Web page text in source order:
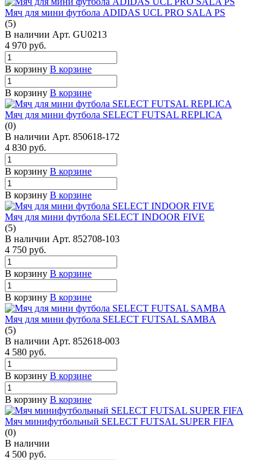
Мяч для мини футбола ADIDAS UCL PRO SALA PS
(5)
В наличии Арт. GU0213
4 970 руб.
В корзину В корзине
В корзину В корзине
Мяч для мини футбола SELECT FUTSAL REPLICA
(0)
В наличии Арт. 850618-172
4 830 руб.
В корзину В корзине
В корзину В корзине
Мяч для мини футбола SELECT INDOOR FIVE
(5)
В наличии Арт. 852708-103
4 750 руб.
В корзину В корзине
В корзину В корзине
Мяч для мини футбола SELECT FUTSAL SAMBA
(5)
В наличии Арт. 852618-003
4 580 руб.
В корзину В корзине
В корзину В корзине
Мяч минифутбольный SELECT FUTSAL SUPER FIFA
(0)
В наличии
4 500 руб.